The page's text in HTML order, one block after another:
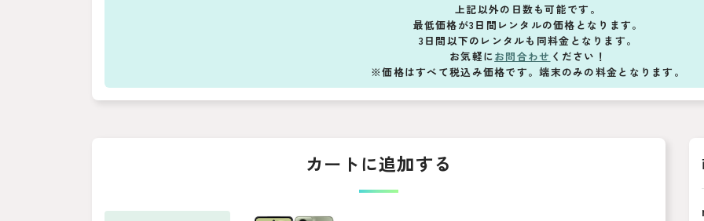
上記以外の日数も可能です。
最低価格が3日間レンタルの価格となります。
3日間以下のレンタルも同料金となります。
お気軽にお問合わせ ください！
※価格はすべて税込み価格です。端末のみの料金となります。
カートに追加する